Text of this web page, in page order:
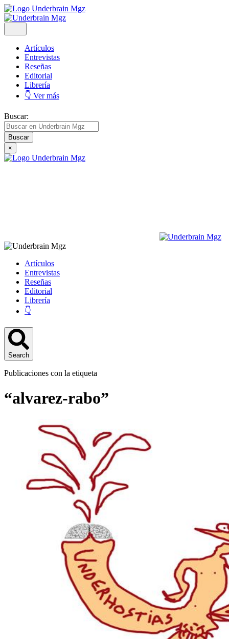
Artículos
Entrevistas
Reseñas
Editorial
Librería
👇 Ver más
Buscar:
×
Artículos
Entrevistas
Reseñas
Editorial
Librería
👇
Search
Publicaciones con la etiqueta
“alvarez-rabo”